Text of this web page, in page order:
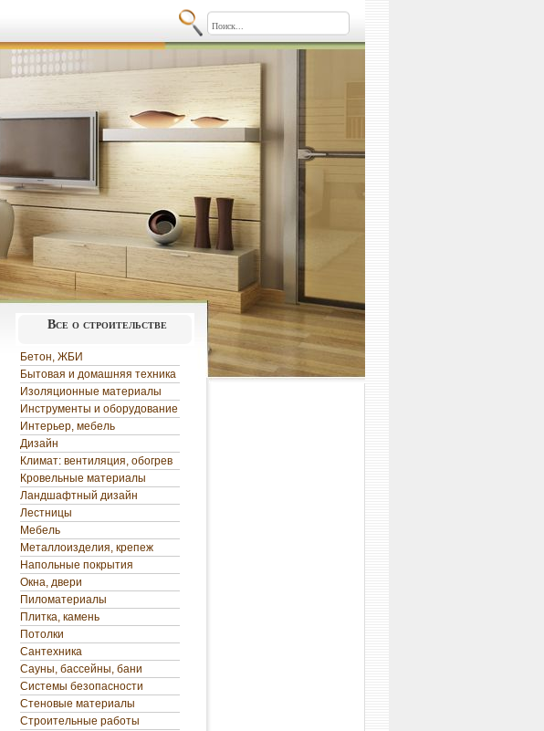
Все о строительстве
Бетон, ЖБИ
Бытовая и домашняя техника
Изоляционные материалы
Инструменты и оборудование
Интерьер, мебель
Дизайн
Климат: вентиляция, обогрев
Кровельные материалы
Ландшафтный дизайн
Лестницы
Мебель
Металлоизделия, крепеж
Напольные покрытия
Окна, двери
Пиломатериалы
Плитка, камень
Потолки
Сантехника
Сауны, бассейны, бани
Системы безопасности
Стеновые материалы
Строительные работы